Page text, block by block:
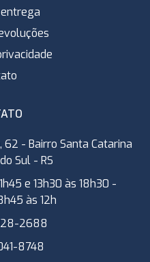
62 - Bairro Santa Catarina
Sul - RS
e 13h30 às 18h30 -
às 12h
2688
8748